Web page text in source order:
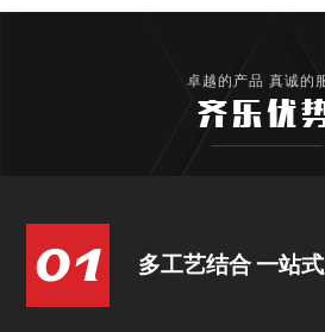
卓越的产品 真诚的
齐乐优
多工艺结合 一站